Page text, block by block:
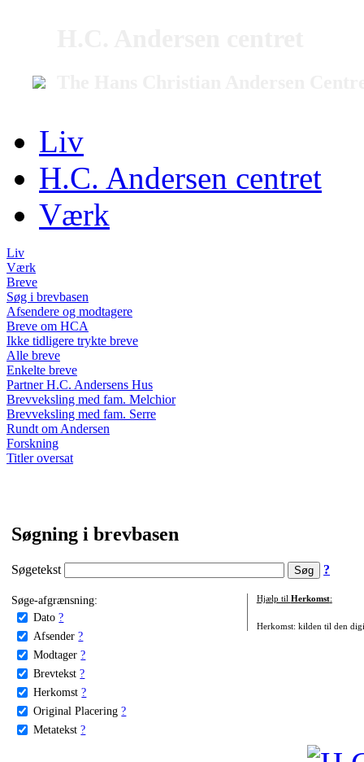
Liv
H.C. Andersen centret
Værk
Liv
Værk
Breve
Søg i brevbasen
Afsendere og modtagere
Breve om HCA
Ikke tidligere trykte breve
Alle breve
Enkelte breve
Partner H.C. Andersens Hus
Brevveksling med fam. Melchior
Brevveksling med fam. Serre
Rundt om Andersen
Forskning
Titler oversat
Søgning i brevbasen
Søgetekst ?
Søge-afgrænsning:
Dato ?
Afsender ?
Modtager ?
Brevtekst ?
Herkomst ?
Original Placering ?
Metatekst ?
Hjælp til Herkomst:
Herkomst: kilden til den